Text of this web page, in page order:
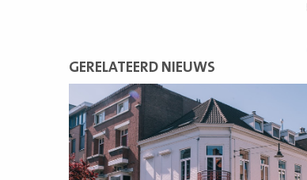
GERELATEERD NIEUWS
meer